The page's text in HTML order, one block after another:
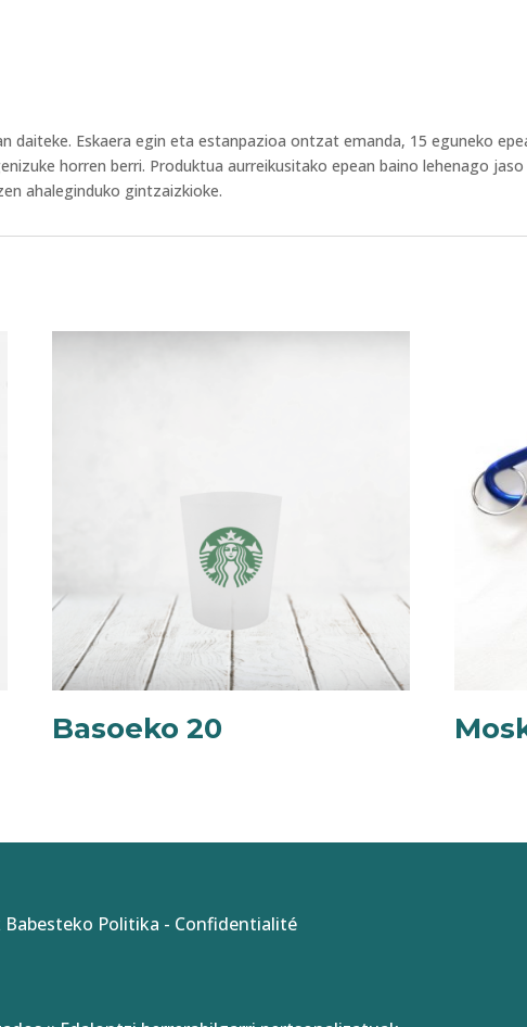
daiteke. Eskaera egin eta estanpazioa ontzat emanda, 15 eguneko
horren berri. Produktua aurreikusitako epean baino lehenago
ahaleginduko gintzaizkioke.
Basoeko 20
Babesteko Politika - Confidentialité